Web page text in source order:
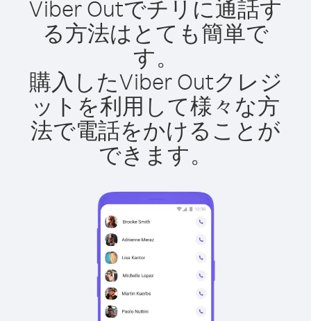
Viber Outでチリに通話す
る方法はとても簡単で
す。
購入したViber Outクレジ
ットを利用して様々な方
法で電話をかけることが
できます。